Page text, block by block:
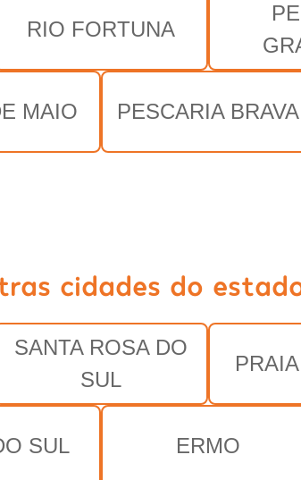
RIO FORTUNA
MAIO PESCARIA BRAVA
cidades do
SANTA ROSA DO
SUL
SUL ERMO